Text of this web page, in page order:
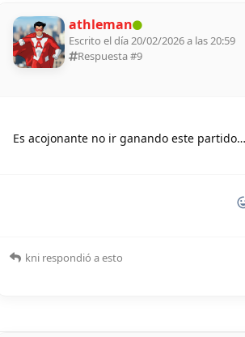
athleman
Escrito el día 20/02/2026 a las 20:59
Respuesta #9
Es acojonante no ir ganando este partido…
kni respondió a esto